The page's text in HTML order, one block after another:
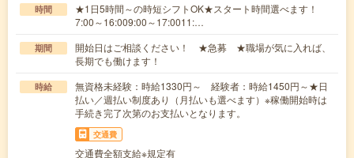
時間
★1日5時間～の時短シフトOK★スタート時間選べます！
7:00～16:009:00～17:0011:…
期間
開始日はご相談ください！ ★急募 ★職場が気に入れば、
長期でも働けます！
時給
無資格未経験：時給1330円～ 経験者：時給1450円～★日
払い／週払い制度あり（月払いも選べます）※稼働開始時は
手続き完了次第のお支払いとなります。
交通費
交通費全額支給※規定有